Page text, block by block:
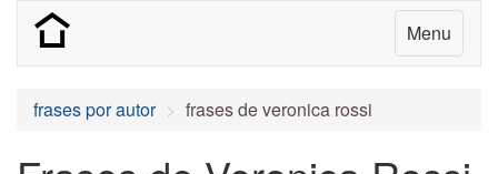
Menu
frases por autor frases de veronica rossi